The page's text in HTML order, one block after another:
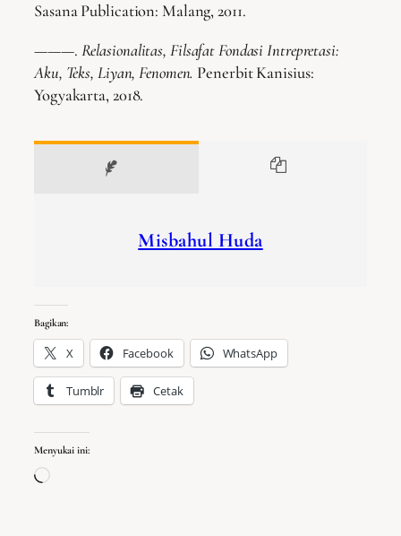
Sasana Publication: Malang, 2011.
———. Relasionalitas, Filsafat Fondasi Intrepretasi:
Aku, Teks, Liyan, Fenomen. Penerbit Kanisius:
Yogyakarta, 2018.
Misbahul Huda
Bagikan:
X Facebook WhatsApp
Tumblr Cetak
Menyukai ini:
Memuat…